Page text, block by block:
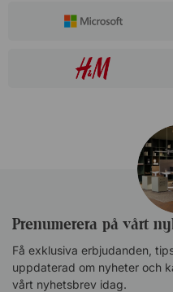
Prenumerera på vårt
Få exklusiva erbjudanden,
uppdaterad om nyheter och
vårt nyhetsbrev idag.